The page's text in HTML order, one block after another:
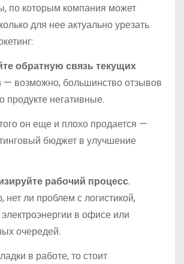
по которым компания может
для нее актуально урезать
обратную связь текущих
— возможно, большинство отзывов
продукте негативные.
он еще и плохо продается —
бюджет в улучшение
рабочий процесс.
нет ли проблем с логистикой,
в офисе или
очередей.
в работе, то стоит